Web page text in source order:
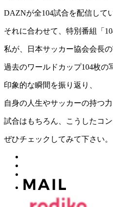
DAZNが全104試合を配信して
それに合わせて、特別番組「
私が、日本サッカー協会会長の
過去のワールドカップ104枚の
印象的な瞬間を振り返り、
自身の人生やサッカーの持つ
試合はもちろん、こうしたコ
ぜひチェックしてみて下さい。